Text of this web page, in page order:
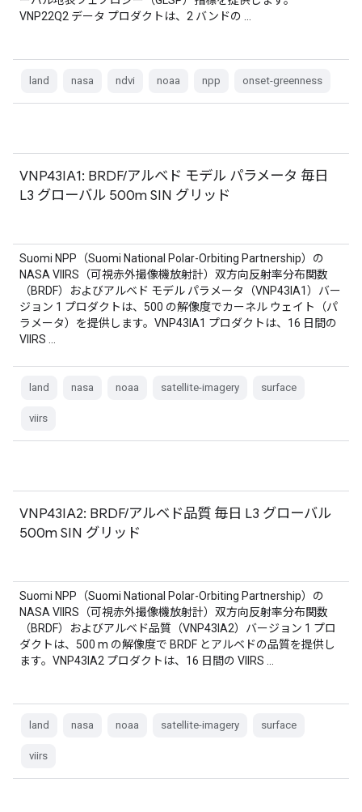
VNP22Q2 データ プロダクトは、2 バンドの …
land nasa ndvi noaa npp onset-greenness
VNP43IA1: BRDF/アルベド モデル パラメータ 毎日
L3 グローバル 500m SIN グリッド
Suomi NPP（Suomi National Polar-Orbiting Partnership）の
NASA VIIRS（可視赤外撮像機放射計）双方向反射率分布関数
（BRDF）およびアルベド モデル パラメータ（VNP43IA1）バー
ジョン 1 プロダクトは、500 の解像度でカーネル ウェイト（パ
ラメータ）を提供します。VNP43IA1 プロダクトは、16 日間の
VIIRS …
land nasa noaa satellite-imagery surface
viirs
VNP43IA2: BRDF/アルベド品質 毎日 L3 グローバル
500m SIN グリッド
Suomi NPP（Suomi National Polar-Orbiting Partnership）の
NASA VIIRS（可視赤外撮像機放射計）双方向反射率分布関数
（BRDF）およびアルベド品質（VNP43IA2）バージョン 1 プロ
ダクトは、500 m の解像度で BRDF とアルベドの品質を提供し
ます。VNP43IA2 プロダクトは、16 日間の VIIRS …
land nasa noaa satellite-imagery surface
viirs